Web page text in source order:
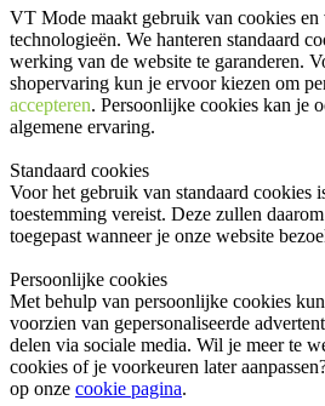
VT Mode maakt gebruik van cookies en
technologieën. We hanteren standaard
werking van de website te garanderen.
shopervaring kun je ervoor kiezen om
accepteren. Persoonlijke cookies kan je
algemene ervaring.
Standaard cookies
Voor het gebruik van standaard cookies
toestemming vereist. Deze zullen
toegepast wanneer je onze website
Persoonlijke cookies
Met behulp van persoonlijke cookies
voorzien van gepersonaliseerde
delen via sociale media. Wil je meer te
cookies of je voorkeuren later
op onze cookie pagina.